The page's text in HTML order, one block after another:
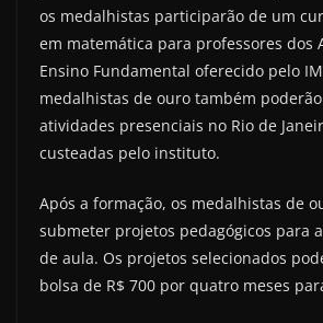
os medalhistas participarão de um
em matemática para professores dos
Ensino Fundamental oferecido pelo
medalhistas de ouro também
atividades presenciais no Rio de
custeadas pelo instituto.
Após a formação, os medalhistas de
submeter projetos pedagógicos para
de aula. Os projetos selecionados
bolsa de R$ 700 por quatro meses